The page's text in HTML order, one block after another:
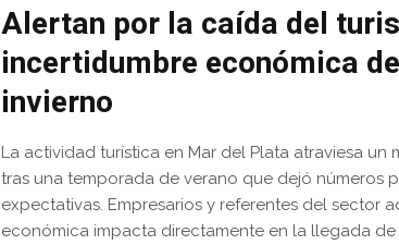
Alertan por la caída del
incertidumbre económica
invierno
La actividad turística en Mar del Plata atraviesa
tras una temporada de verano que dejó números
expectativas. Empresarios y referentes del sector
económica impacta directamente en la llegada de